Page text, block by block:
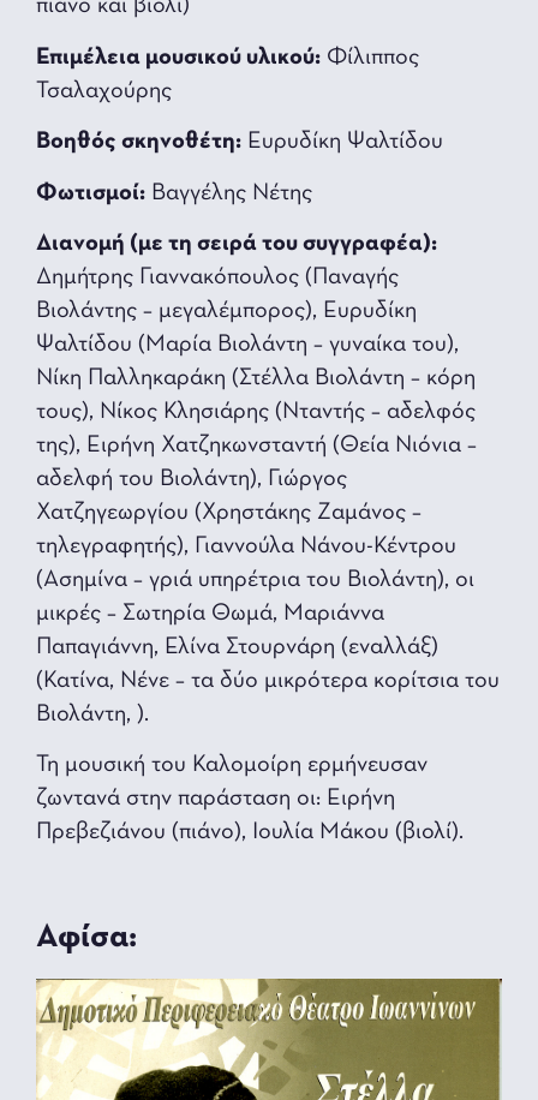
πιάνο και βιολί)
Επιμέλεια μουσικού υλικού: Φίλιππoς
Τσαλαχούρης
Βοηθός σκηνοθέτη: Ευρυδίκη Ψαλτίδου
Φωτισμοί: Βαγγέλης Nέτης
Διανομή (με τη σειρά του συγγραφέα):
Δημήτρης Γιαννακόπουλος (Παναγής
Βιολάντης – μεγαλέμπορος), Ευρυδίκη
Ψαλτίδου (Μαρία Βιολάντη – γυναίκα του),
Νίκη Παλληκαράκη (Στέλλα Βιολάντη – κόρη
τους), Νίκος Κλησιάρης (Νταντής – αδελφός
της), Ειρήνη Χατζηκωνσταντή (Θεία Νιόνια –
αδελφή του Βιολάντη), Γιώργος
Χατζηγεωργίου (Χρηστάκης Ζαμάνος –
τηλεγραφητής), Γιαννούλα Νάνου-Κέντρου
(Ασημίνα – γριά υπηρέτρια του Βιολάντη), οι
μικρές – Σωτηρία Θωμά, Μαριάννα
Παπαγιάννη, Ελίνα Στουρνάρη (εναλλάξ)
(Κατίνα, Νένε – τα δύο μικρότερα κορίτσια του
Βιολάντη, ).
Τη μουσική του Καλομοίρη ερμήνευσαν
ζωντανά στην παράσταση οι: Ειρήνη
Πρεβεζιάνoυ (πιάνο), Ιουλία Μάκου (βιολί).
Αφίσα: